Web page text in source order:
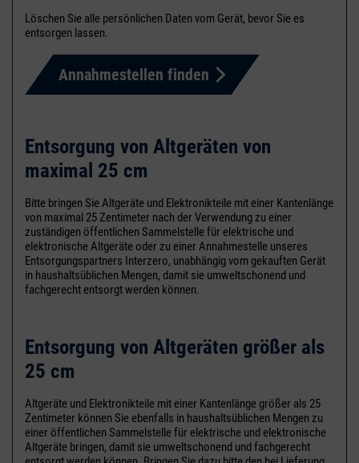
Löschen Sie alle persönlichen Daten vom Gerät, bevor Sie es
entsorgen lassen.
Annahmestellen finden
Entsorgung von Altgeräten von
maximal 25 cm
Bitte bringen Sie Altgeräte und Elektronikteile mit einer Kantenlänge
von maximal 25 Zentimeter nach der Verwendung zu einer
zuständigen öffentlichen Sammelstelle für elektrische und
elektronische Altgeräte oder zu einer Annahmestelle unseres
Entsorgungspartners Interzero, unabhängig vom gekauften Gerät
in haushaltsüblichen Mengen, damit sie umweltschonend und
fachgerecht entsorgt werden können.
Entsorgung von Altgeräten größer als
25 cm
Altgeräte und Elektronikteile mit einer Kantenlänge größer als 25
Zentimeter können Sie ebenfalls in haushaltsüblichen Mengen zu
einer öffentlichen Sammelstelle für elektrische und elektronische
Altgeräte bringen, damit sie umweltschonend und fachgerecht